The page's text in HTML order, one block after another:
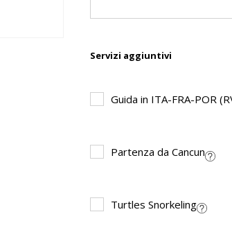
Servizi aggiuntivi
Guida in ITA-FRA-POR
Partenza da Cancun
Turtles Snorkeling